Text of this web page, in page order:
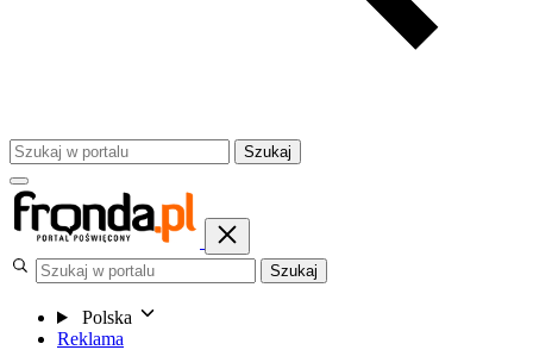
Szukaj
Szukaj
Polska
Reklama